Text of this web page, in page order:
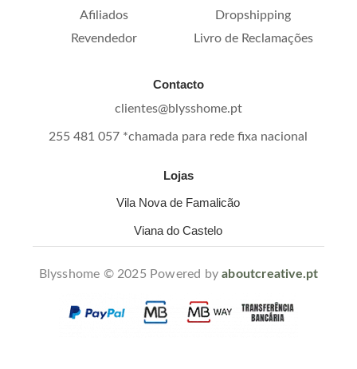
Afiliados
Dropshipping
Revendedor
Livro de Reclamações
Contacto
clientes@blysshome.pt
255 481 057 *chamada para rede fixa nacional
Lojas
Vila Nova de Famalicão
Viana do Castelo
Blysshome © 2025 Powered byaboutcreative.pt